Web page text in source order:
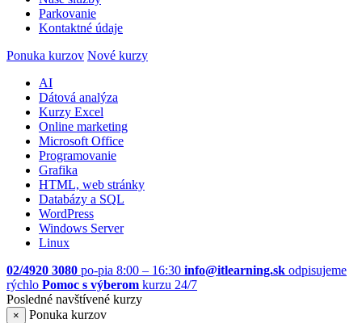
Parkovanie
Kontaktné údaje
Ponuka kurzov Nové kurzy
AI
Dátová analýza
Kurzy Excel
Online marketing
Microsoft Office
Programovanie
Grafika
HTML, web stránky
Databázy a SQL
WordPress
Windows Server
Linux
02/4920 3080 po-pia 8:00 – 16:30 info@itlearning.sk odpisujeme
rýchlo Pomoc s výberom kurzu 24/7
Posledné navštívené kurzy
×
Ponuka kurzov